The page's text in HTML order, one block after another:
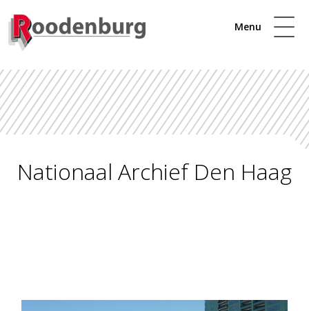
Menu
Nationaal Archief Den Haag